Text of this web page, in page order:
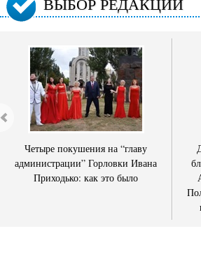
Четыре покушения на “главу
администрации” Горловки Ивана
Приходько: как это было